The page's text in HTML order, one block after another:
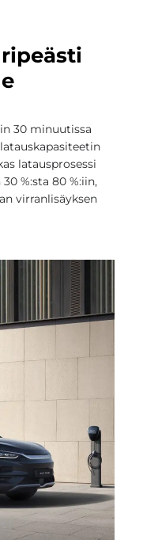
30 minuutissa
latausprosessi
%:sta 80 %:iin,
virranlisäyksen